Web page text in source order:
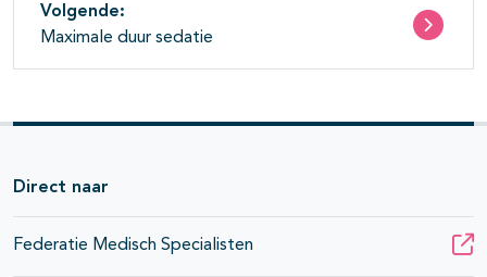
Volgende:
Maximale duur sedatie
Direct naar
Federatie Medisch Specialisten